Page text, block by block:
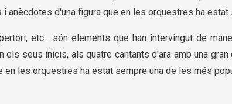
anècdotes d'una figura que en les orquestres ha
etc... són elements que han intervingut de
seus inicis, als quatre cantants d'ara amb una
les orquestres ha estat sempre una de les més